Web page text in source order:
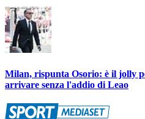
Milan, rispunta Osorio: è il jolly
arrivare senza l'addio di Leao